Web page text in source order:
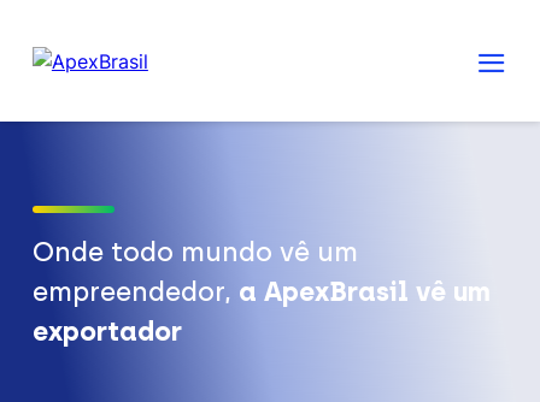
Onde todo mundo vê um
empreendedor, a ApexBrasil vê um
exportador